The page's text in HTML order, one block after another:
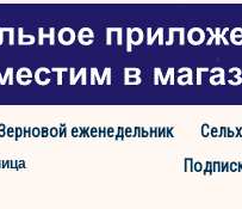
еженедельник